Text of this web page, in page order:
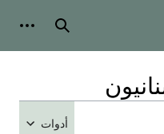
بحث
أدوات